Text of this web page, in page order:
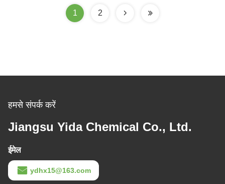
1 2
हमसे संपर्क करें
Jiangsu Yida Chemical Co., Ltd.
ईमेल
ydhx15@163.com